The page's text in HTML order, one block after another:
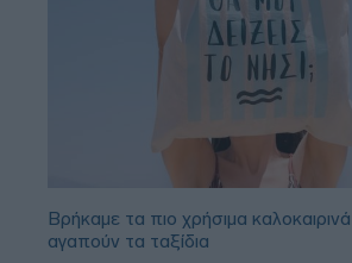
Βρήκαμε τα πιο χρήσιμα
αγαπούν τα ταξίδια